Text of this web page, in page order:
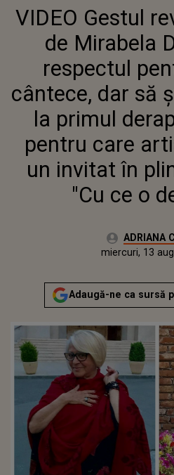
"TOT
ȘI
NU
ÎN
VIDEO Gestul
de Mirabela
respectul
cântece, dar să
la primul
pentru care
un invitat în
"Cu ce o
Autor:ADRIANA
miercuri, 13 august 2025Actualizat:
miercuri, 13
Adaugă-ne ca sursă